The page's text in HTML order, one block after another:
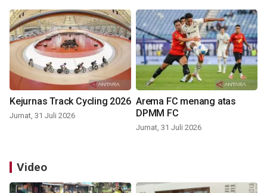
Kejurnas Track Cycling 2026
Jumat, 31 Juli 2026
Arema FC menang atas
DPMM FC
Jumat, 31 Juli 2026
Video